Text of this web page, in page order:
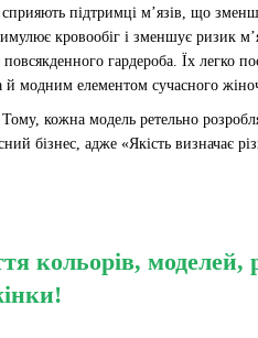
підтримці м’язів, що
кровообіг і зменшує ризик
гардероба. Їх легко
модним елементом сучасного
кожна модель ретельно
бізнес, адже «Якість визначає
кольорів, моделей,